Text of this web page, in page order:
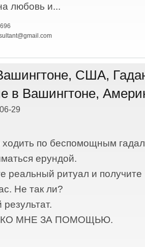
любовь и...
США,
в Вашингтоне,
29
по беспомощным
ерундой.
реальный ритуал и получите
Не так ли?
МНЕ ЗА ПОМОЩЬЮ.